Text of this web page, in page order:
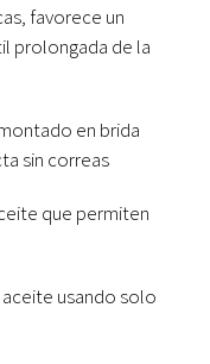
favorece un
prolongada de la
en brida
sin correas
que permiten
usando solo